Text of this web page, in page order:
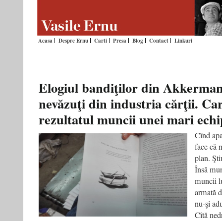
Acasa Despre Ernu Carti Presa Blog Contact Linkuri
Elogiul bandiţilor din
nevăzuţi din industria cărţii.
rezultatul muncii unei mari
Cînd
face că
plan.
Însă
muncii
armată
nu-şi
Cîtă